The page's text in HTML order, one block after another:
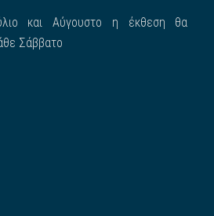
και Αύγουστο η έκθεση θα
Σάββατο